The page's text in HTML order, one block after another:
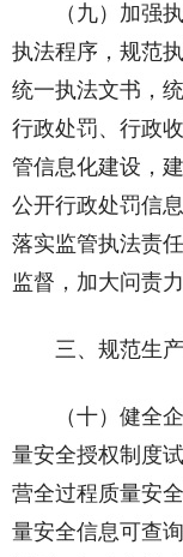
（九）加强
执法程序，规范
统一执法文书，
行政处罚、行政
管信息化建设，
公开行政处罚信
落实监管执法责
监督，加大问责力
三、规范生
（十）健全
量安全授权制度
营全过程质量安
量安全信息可查